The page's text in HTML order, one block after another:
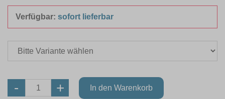
Verfügbar: sofort lieferbar